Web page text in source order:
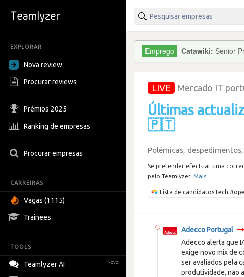
EXPLORAR
Nova review
Procurar reviews
Prémios 2025
Ranking de empresas
Procurar empresas
CARREIRAS
Vagas (1115)
Trainees
TOOLS
Teamlyzer AI Novo!
Catawiki: Senior
LIVE Mercado IT
Últimas
🇵🇹
Polémicas,
Se pretender efectuar uma
pelo Teamlyzer. Mais
Lista de candidatos tech
Adecco Portugal
Adecco alerta que
exige novo mix de
ser avaliados pela
produtividade, não